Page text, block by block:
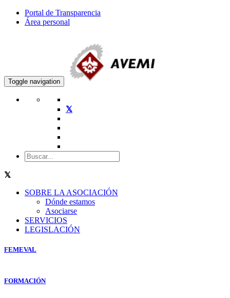
Portal de Transparencia
Área personal
Toggle navigation
SOBRE LA ASOCIACIÓN
Dónde estamos
Asociarse
SERVICIOS
LEGISLACIÓN
FEMEVAL
FORMACIÓN